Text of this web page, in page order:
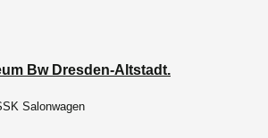
Bw Dresden-Altstadt.
Salonwagen